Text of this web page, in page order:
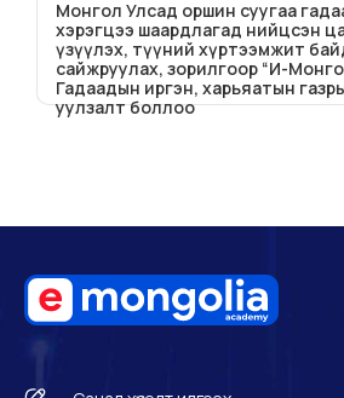
Монгол Улсад оршин суугаа
хэрэгцээ шаардлагад нийцсэн
үзүүлэх, түүний хүртээмжит
сайжруулах, зорилгоор “И-
Гадаадын иргэн, харьяатын
уулзалт боллоо